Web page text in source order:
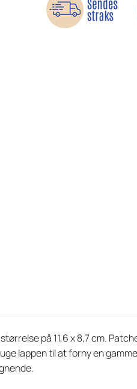
på 11,6 x 8,7 cm.
lappen til at forny en